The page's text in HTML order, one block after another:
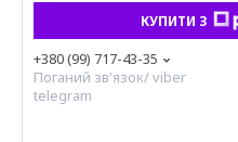
КУПИТИ З
+380 (99) 717-43-35
Поганий зв'язок/ viber
telegram